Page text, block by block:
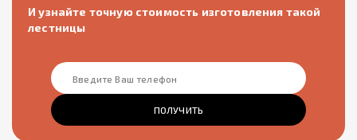
И узнайте точную стоимость изготовления такой
лестницы
ПОЛУЧИТЬ